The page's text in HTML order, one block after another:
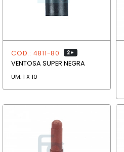
COD.: 4811-80 2+
VENTOSA SUPER NEGRA
UM: 1 X 10